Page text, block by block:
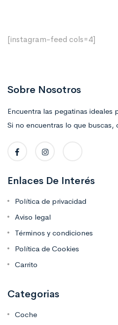
[instagram-feed cols=4]
Sobre Nosotros
Encuentra las pegatinas ideales
Si no encuentras lo que
Enlaces De Interés
Política de privacidad
Aviso legal
Términos y condiciones
Política de Cookies
Carrito
Categorias
Coche